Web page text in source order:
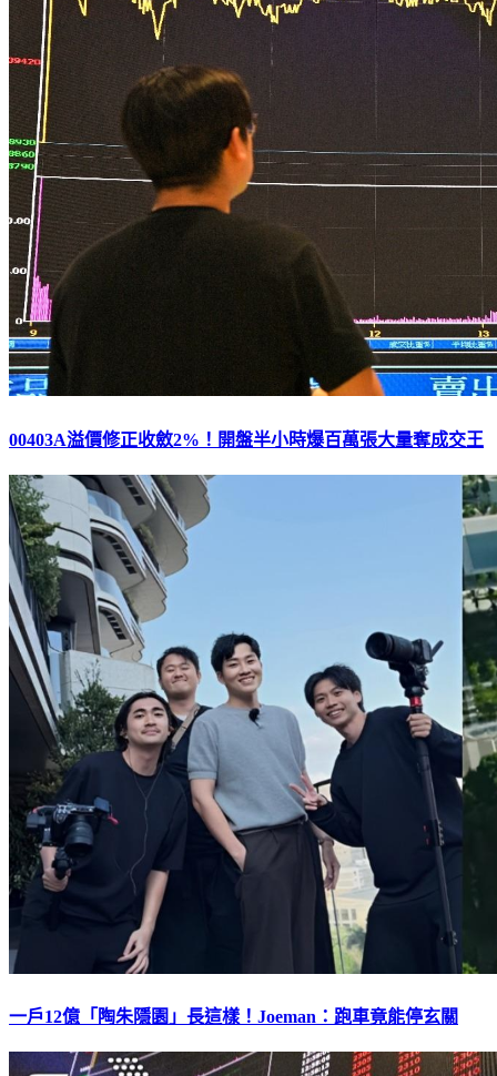
00403A溢價修正收斂2%！開盤半小時爆百萬張大量奪成交王
一戶12億「陶朱隱園」長這樣！Joeman：跑車竟能停玄關